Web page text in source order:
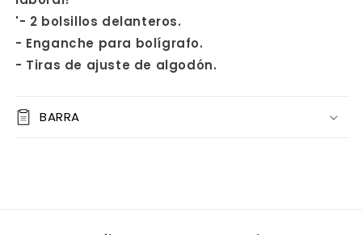
'- 2 bolsillos delanteros.
- Enganche para bolígrafo.
- Tiras de ajuste de algodón.
BARRA